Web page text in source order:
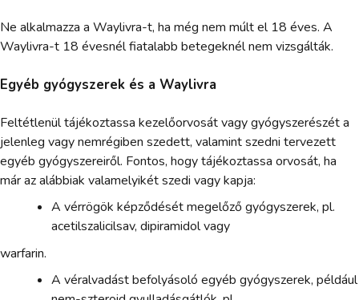
Ne alkalmazza a Waylivra-t, ha még nem múlt el 18 éves. A
Waylivra-t 18 évesnél fiatalabb betegeknél nem vizsgálták.
Egyéb gyógyszerek és a Waylivra
Feltétlenül tájékoztassa kezelőorvosát vagy gyógyszerészét a
jelenleg vagy nemrégiben szedett, valamint szedni tervezett
egyéb gyógyszereiről. Fontos, hogy tájékoztassa orvosát, ha
már az alábbiak valamelyikét szedi vagy kapja:
A vérrögök képződését megelőző gyógyszerek, pl.
acetilszalicilsav, dipiramidol vagy
warfarin.
A véralvadást befolyásoló egyéb gyógyszerek, például